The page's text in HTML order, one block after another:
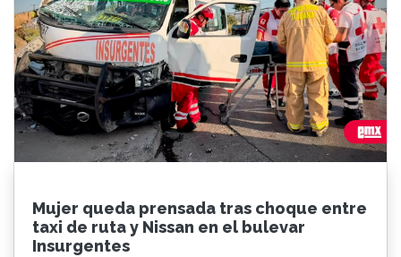
Mujer queda prensada tras choque entre
taxi de ruta y Nissan en el bulevar
Insurgentes